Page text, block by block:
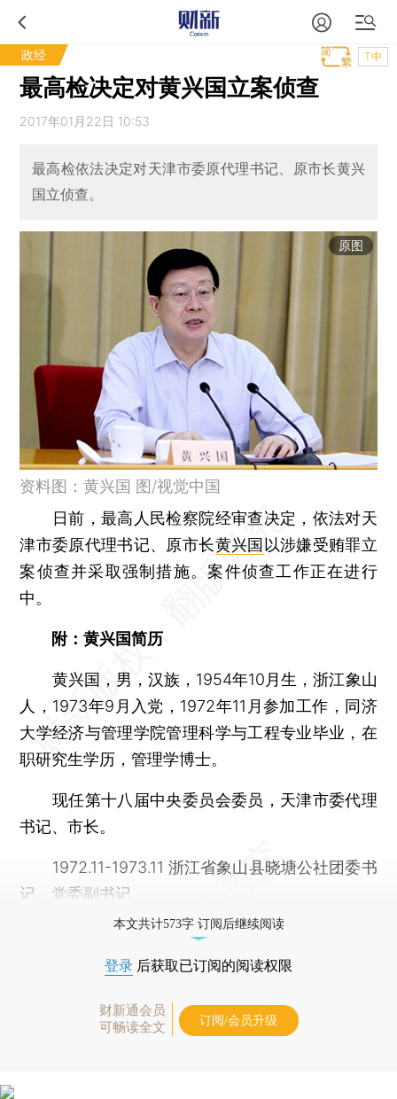
政经 T中
最高检决定对黄兴国立案侦查
2017年01月22日 10:53
最高检依法决定对天津市委原代理书记、原市长黄兴
国立侦查。
原图
资料图：黄兴国 图/视觉中国
日前，最高人民检察院经审查决定，依法对天
津市委原代理书记、原市长黄兴国以涉嫌受贿罪立
案侦查并采取强制措施。案件侦查工作正在进行
中。
附：黄兴国简历
黄兴国，男，汉族，1954年10月生，浙江象山
人，1973年9月入党，1972年11月参加工作，同济
大学经济与管理学院管理科学与工程专业毕业，在
职研究生学历，管理学博士。
现任第十八届中央委员会委员，天津市委代理
书记、市长。
1972.11-1973.11 浙江省象山县晓塘公社团委书
记、党委副书记
本文共计573字 订阅后继续阅读
登录 后获取已订阅的阅读权限
财新通会员
可畅读全文
订阅/会员升级